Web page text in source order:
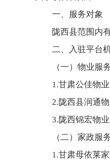
一、服务对象
陇西县范围内
二、入驻平台
（一）物业服
1.甘肃公佳物
2.陇西县润通
3.陇西锦宏物
（二）家政服
1.甘肃母依莱